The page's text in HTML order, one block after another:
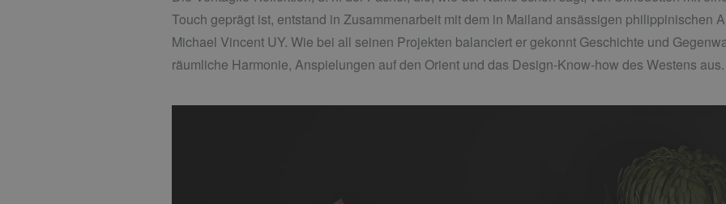
Touch geprägt ist, entstand in Zusammenarbeit mit dem in Mailand ansässigen philippinischen
Michael Vincent UY. Wie bei all seinen Projekten balanciert er gekonnt Geschichte und
räumliche Harmonie, Anspielungen auf den Orient und das Design-Know-how des Westens aus.